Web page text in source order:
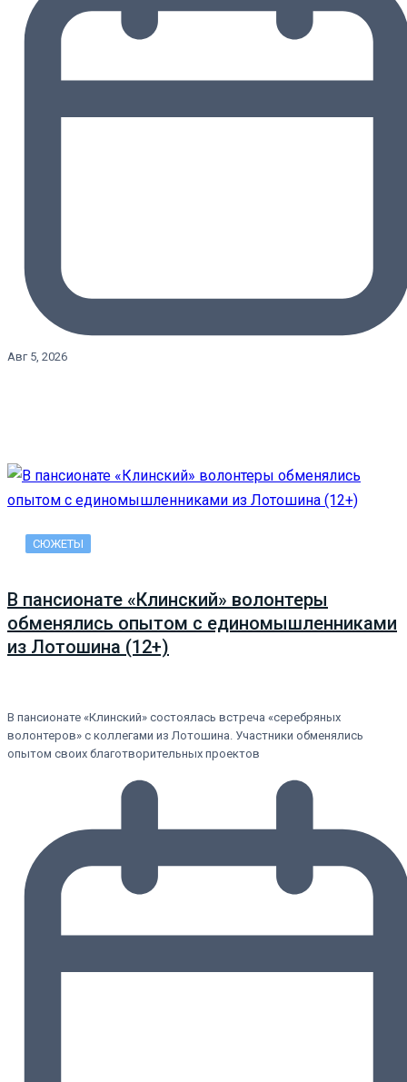
Авг 5, 2026
СЮЖЕТЫ
В пансионате «Клинский» волонтеры
обменялись опытом с единомышленниками
из Лотошина (12+)
В пансионате «Клинский» состоялась встреча «серебряных
волонтеров» с коллегами из Лотошина. Участники обменялись
опытом своих благотворительных проектов